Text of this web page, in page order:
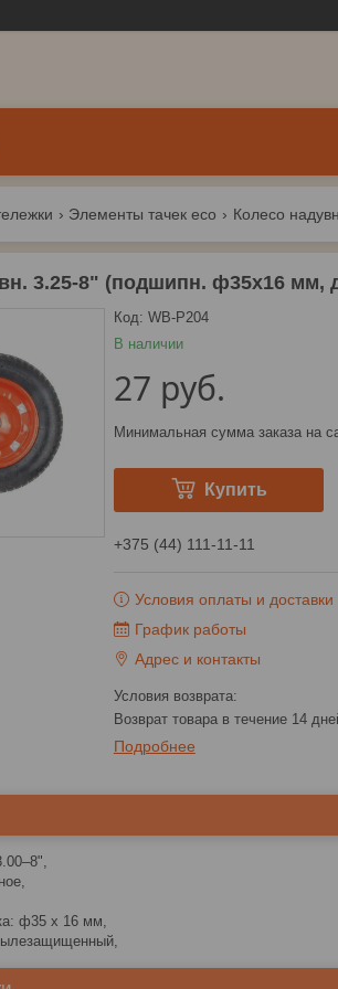
Элементы тачек eco
3.25-8" (подшипн. ф35x16 мм,
В наличии
Код: WB-P204
27 руб.
Минимальная сумма заказа на
Купить
+375 (44) 111-11-11
Условия оплаты и доставки
График работы
Адрес и контакты
возврат товара в течение 14
Подробнее
ф35 x 16 мм,